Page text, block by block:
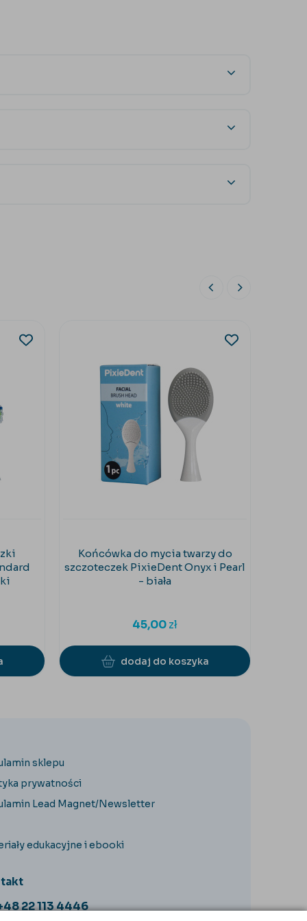
Końcówka do mycia twarzy do
szczoteczek PixieDent Onyx i Pearl
- biała
45,00zł
dodaj do koszyka
sklepu
prywatności
Lead Magnet/Newsletter
edukacyjne i ebooki
22 113 4446